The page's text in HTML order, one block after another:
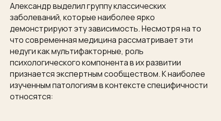
Александр выделил группу классических
заболеваний, которые наиболее ярко
демонстрируют эту зависимость. Несмотря на то
что современная медицина рассматривает эти
недуги как мультифакторные, роль
психологического компонента в их развитии
признается экспертным сообществом. К наиболее
изученным патологиям в контексте специфичности
относятся: